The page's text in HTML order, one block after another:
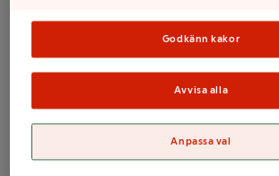
Season
Nordic Season
Produktinformation
Godkänn kakor
Avvisa alla
Anpassa val